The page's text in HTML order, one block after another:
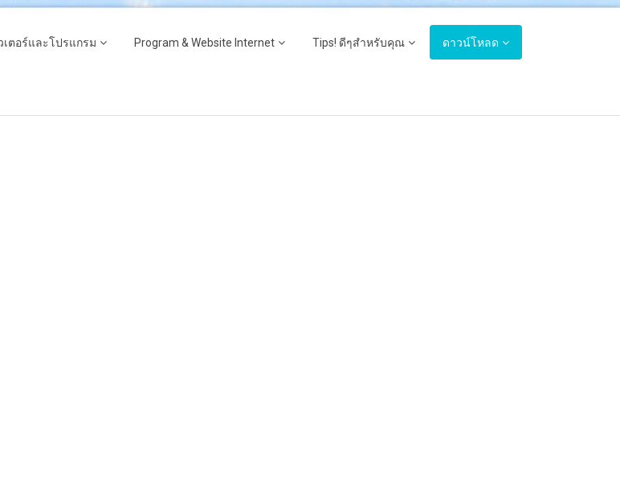
เตอร์และโปรแกรม Program & Website Internet Tips! ดีๆสำหรับคุณ ดาวน์โหลด